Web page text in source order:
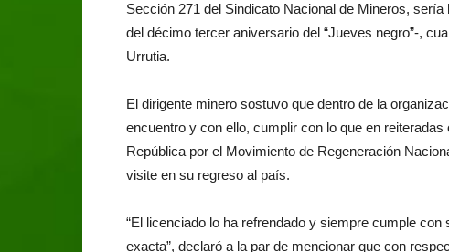
Sección 271 del Sindicato Nacional de Mineros,
del décimo tercer aniversario del “Jueves negro”-,
Urrutia.
El dirigente minero sostuvo que dentro de la
encuentro y con ello, cumplir con lo que en
República por el Movimiento de Regeneración
visite en su regreso al país.
“El licenciado lo ha refrendado y siempre cumple
exacta”, declaró a la par de mencionar que con